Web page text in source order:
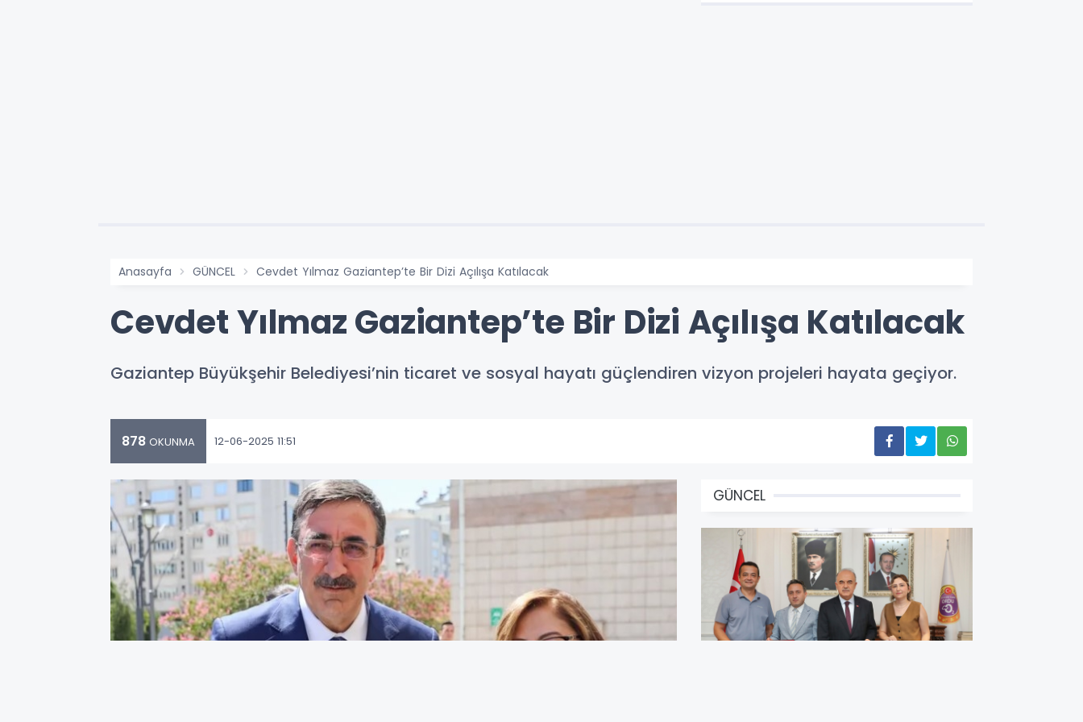
Anasayfa GÜNCEL Cevdet Yılmaz Gaziantep’te Bir Dizi Açılışa Katılacak
Cevdet Yılmaz Gaziantep’te Bir Dizi Açılışa Katılacak
Gaziantep Büyükşehir Belediyesi’nin ticaret ve sosyal hayatı güçlendiren vizyon projeleri hayata geçiyor.
878 OKUNMA 12-06-2025 11:51
GÜNCEL